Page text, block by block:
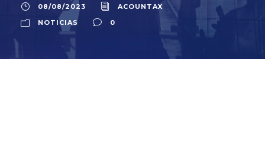
08/08/2023
ACOUNTAX
NOTICIAS
0